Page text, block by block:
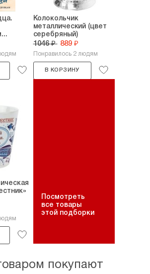
Колокольчик
металлический (цвет
серебряный)
1046 ₽ 889 ₽
Понравилось 2 людям
В КОРЗИНУ
Посмотреть
все товары
этой подборки
покупают